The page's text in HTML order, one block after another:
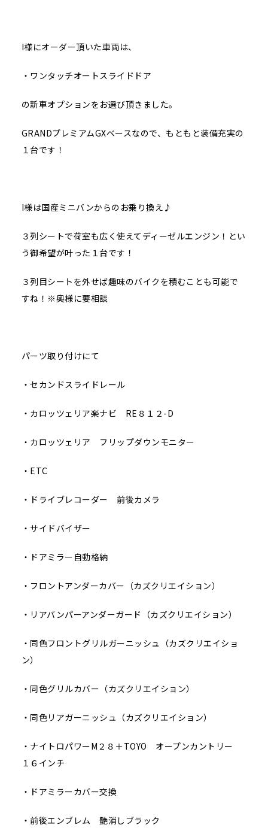
I様にオーダー頂いた車両は、
・ワンタッチオートスライドドア
の新車オプションをお選び頂きました。
GRANDプレミアムGXベースなので、もともと装備充実の
１台です！
I様は国産ミニバンからのお乗り換え♪
３列シートで荷室も広く使えてディーゼルエンジン！とい
う御希望が叶った１台です！
３列目シートを外せば趣味のバイクを積むことも可能で
すね！※奥様に要相談
パーツ取り付けにて
・セカンドスライドレール
・カロッツェリア楽ナビ RE８１２-D
・カロッツェリア フリップダウンモニター
・ETC
・ドライブレコーダー 前後カメラ
・サイドバイザー
・ドアミラー自動格納
・フロントアンダーカバー（カズクリエイション）
・リアバンパーアンダーガード（カズクリエイション）
・同色フロントグリルガーニッシュ（カズクリエイショ
ン）
・同色グリルカバー（カズクリエイション）
・同色リアガーニッシュ（カズクリエイション）
・ナイトロパワーM２８＋TOYO オープンカントリー
１６インチ
・ドアミラーカバー交換
・前後エンブレム 艶消しブラック